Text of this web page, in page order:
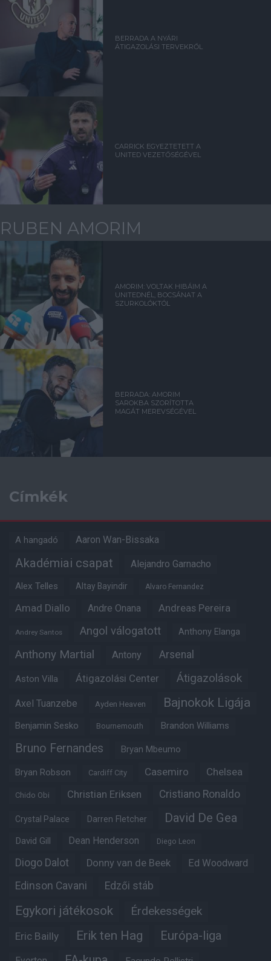
BERRADA A NYÁRI
ÁTIGAZOLÁSI TERVEKRŐL
CARRICK EGYEZTETETT A
UNITED VEZETŐSÉGÉVEL
RUBEN AMORIM
AMORIM: VOLTAK HIBÁIM A
UNITEDNÉL, BOCSÁNAT A
SZURKOLÓKTÓL
BERRADA: AMORIM
SAROKBA SZORÍTOTTA
MAGÁT MEREVSÉGÉVEL
Címkék
A hangadó Aaron Wan-Bissaka
Akadémiai csapat Alejandro Garnacho
Alex Telles Altay Bayindir Alvaro Fernandez
Amad Diallo Andre Onana Andreas Pereira
Andrey Santos Angol válogatott Anthony Elanga
Anthony Martial Antony Arsenal
Aston Villa Átigazolási Center Átigazolások
Axel Tuanzebe Ayden Heaven Bajnokok Ligája
Benjamin Sesko Bournemouth Brandon Williams
Bruno Fernandes Bryan Mbeumo
Bryan Robson Cardiff City Casemiro Chelsea
Chido Obi Christian Eriksen Cristiano Ronaldo
Crystal Palace Darren Fletcher David De Gea
David Gill Dean Henderson Diego Leon
Diogo Dalot Donny van de Beek Ed Woodward
Edinson Cavani Edzői stáb
Egykori játékosok Érdekességek
Eric Bailly Erik ten Hag Európa-liga